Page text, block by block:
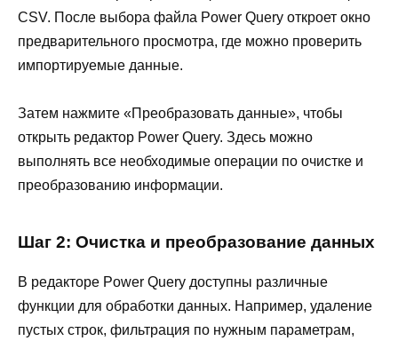
CSV. После выбора файла Power Query откроет окно
предварительного просмотра, где можно проверить
импортируемые данные.
Затем нажмите «Преобразовать данные», чтобы
открыть редактор Power Query. Здесь можно
выполнять все необходимые операции по очистке и
преобразованию информации.
Шаг 2: Очистка и преобразование данных
В редакторе Power Query доступны различные
функции для обработки данных. Например, удаление
пустых строк, фильтрация по нужным параметрам,